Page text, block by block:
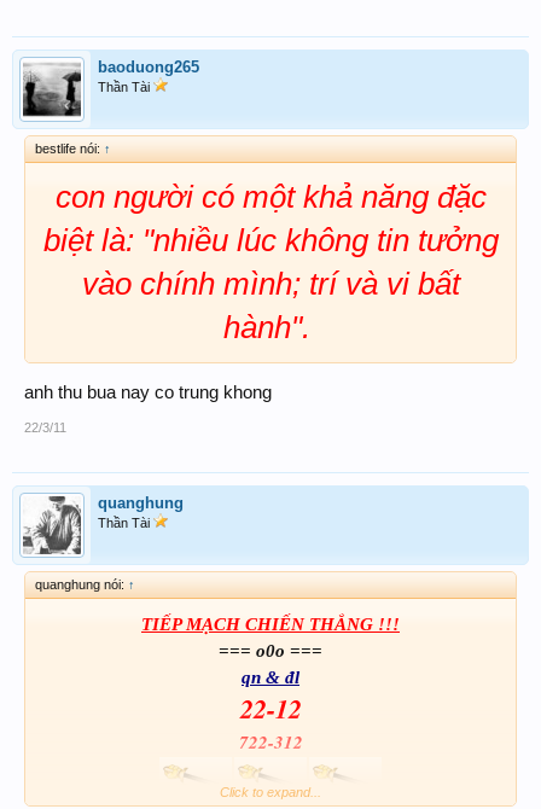
baoduong265
Thần Tài
bestlife nói: ↑
con người có một khả năng đặc
biệt là: "nhiều lúc không tin tưởng
vào chính mình; trí và vi bất
hành".
anh thu bua nay co trung khong
22/3/11
quanghung
Thần Tài
quanghung nói: ↑
TIẾP MẠCH CHIẾN THẮNG !!!
=== o0o ===
qn & đl
22-12
722-312
Click to expand...